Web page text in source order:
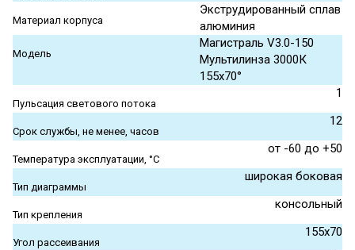
Материал корпуса
Экструдированный сплав
алюминия
Модель
Магистраль V3.0-150
Мультилинза 3000К
155x70°
Пульсация светового потока
1
Срок службы, не менее, часов
12
Температура эксплуатации, °С
от -60 до +50
Тип диаграммы
широкая боковая
Тип крепления
консольный
Угол рассеивания
155x70